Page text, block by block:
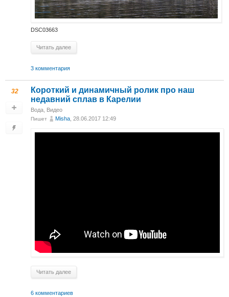
DSC03663
Читать далее
3 комментария
32
Короткий и динамичный ролик про наш
недавний сплав в Карелии
Вода Видео
Пишет Misha , 28.06.2017 12:49
Читать далее
6 комментариев